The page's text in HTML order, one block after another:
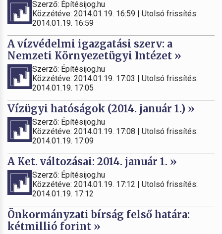
Szerző: Építésijog.hu
Közzétéve: 2014.01.19. 16:59 | Utolsó frissítés:
2014.01.19. 16:59
A vízvédelmi igazgatási szerv: a
Nemzeti Környezetügyi Intézet »
Szerző: Építésijog.hu
Közzétéve: 2014.01.19. 17:03 | Utolsó frissítés:
2014.01.19. 17:05
Vízügyi hatóságok (2014. január 1.) »
Szerző: Építésijog.hu
Közzétéve: 2014.01.19. 17:08 | Utolsó frissítés:
2014.01.19. 17:09
A Ket. változásai: 2014. január 1. »
Szerző: Építésijog.hu
Közzétéve: 2014.01.19. 17:12 | Utolsó frissítés:
2014.01.19. 17:12
Önkormányzati bírság felső határa:
kétmillió forint »